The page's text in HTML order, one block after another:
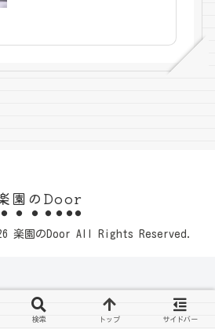
園のDoor
楽園のDoor All Rights Reserved.
検索 トップ サイドバー